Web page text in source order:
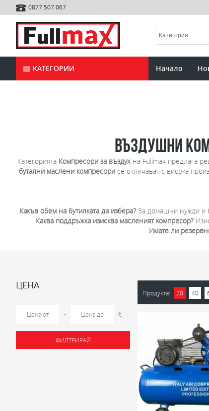
0877 507 067
КАТЕГОРИИ Начало
Въздушни
Категорията Компресори за въздух на Fullmax предлага
бутални маслени компресори се отличават с висока
Какъв обем на бутилката да избера?За домашни нужди и
Каква поддръжка изисква масленият компресор?
Имате ли
ЦЕНА
- €
ФИЛТРИРАЙ
Продукта: 20 40